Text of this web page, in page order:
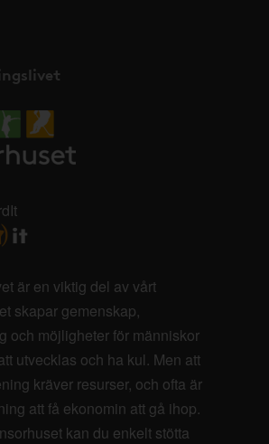
är en viktig del av vårt
skapar gemenskap,
och möjligheter för människor
utvecklas och ha kul. Men att
kräver resurser, och ofta är
att få ekonomin att gå ihop.
kan du enkelt stötta